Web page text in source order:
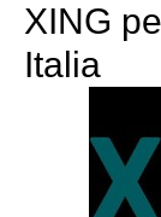
XING
Italia